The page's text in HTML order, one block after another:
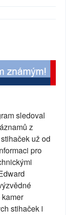
sledoval
z
už od
pro
stihaček i